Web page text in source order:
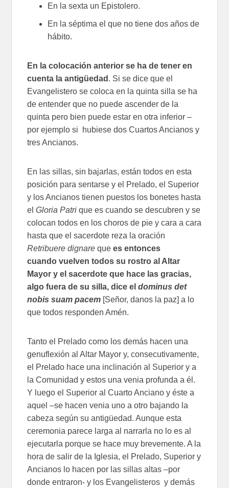
En la sexta un Epistolero.
En la séptima el que no tiene dos años de
hábito.
En la colocación anterior se ha de tener en
cuenta la antigüedad . Si se dice que el
Evangelistero se coloca en la quinta silla se ha
de entender que no puede ascender de la
quinta pero bien puede estar en otra inferior –
por ejemplo si hubiese dos Cuartos Ancianos y
tres Ancianos.
En las sillas, sin bajarlas, están todos en esta
posición para sentarse y el Prelado, el Superior
y los Ancianos tienen puestos los bonetes hasta
el Gloria Patri que es cuando se descubren y se
colocan todos en los choros de pie y cara a cara
hasta que el sacerdote reza la oración
Retribuere dignare quees entonces
cuando vuelven todos su rostro al Altar
Mayor y el sacerdote que hace las gracias,
algo fuera de su silla, dice eldominus det
nobis suam pacem [Señor, danos la paz] a lo
que todos responden Amén.
Tanto el Prelado como los demás hacen una
genuflexión al Altar Mayor y, consecutivamente,
el Prelado hace una inclinación al Superior y a
la Comunidad y estos una venia profunda a él.
Y luego el Superior al Cuarto Anciano y éste a
aquel –se hacen venia uno a otro bajando la
cabeza según su antigüedad. Aunque esta
ceremonia parece larga al narrarla no lo es al
ejecutarla porque se hace muy brevemente. A la
hora de salir de la Iglesia, el Prelado, Superior y
Ancianos lo hacen por las sillas altas –por
donde entraron- y los Evangelisteros y demás